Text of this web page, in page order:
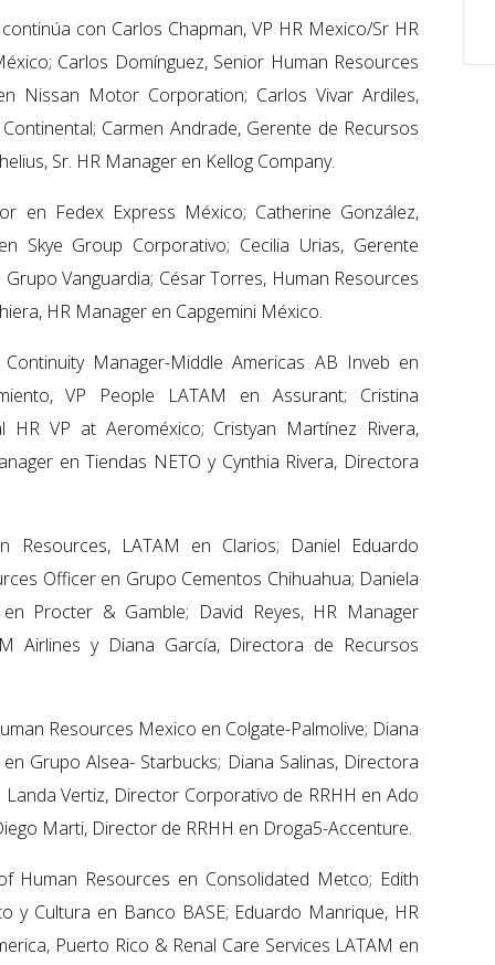
con Carlos Chapman, VP HR Mexico/Sr HR
Carlos Domínguez, Senior Human Resources
Nissan Motor Corporation; Carlos Vivar Ardiles,
Carmen Andrade, Gerente de Recursos
Sr. HR Manager en Kellog Company.
en Fedex Express México; Catherine González,
Skye Group Corporativo; Cecilia Urias, Gerente
Vanguardia; César Torres, Human Resources
HR Manager en Capgemini México.
Manager-Middle Americas AB Inveb en
VP People LATAM en Assurant; Cristina
HR VP at Aeroméxico; Cristyan Martínez Rivera,
en Tiendas NETO y Cynthia Rivera, Directora
Resources, LATAM en Clarios; Daniel Eduardo
Officer en Grupo Cementos Chihuahua; Daniela
Procter & Gamble; David Reyes, HR Manager
Airlines y Diana García, Directora de Recursos
Resources Mexico en Colgate-Palmolive; Diana
Grupo Alsea- Starbucks; Diana Salinas, Directora
Vertiz, Director Corporativo de RRHH en Ado
Marti, Director de RRHH en Droga5-Accenture.
Human Resources en Consolidated Metco; Edith
y Cultura en Banco BASE; Eduardo Manrique, HR
Puerto Rico & Renal Care Services LATAM en